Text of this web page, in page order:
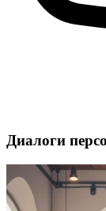
Диалоги